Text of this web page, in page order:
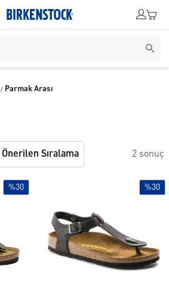
/ Parmak Arası
Önerilen Sıralama 2 sonuç
%30 %30